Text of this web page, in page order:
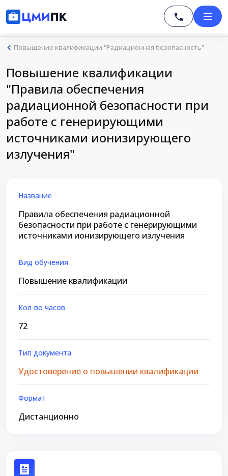
Повышение квалификации "Радиационная безопасность"
Повышение квалификации
"Правила обеспечения
радиационной безопасности при
работе с генерирующими
источниками ионизирующего
излучения"
Название
Правила обеспечения радиационной
безопасности при работе с генерирующими
источниками ионизирующего излучения
Вид обучения
Повышение квалификации
Кол-во часов
72
Тип документа
Удостоверение о повышении квалификации
Формат
Дистанционно